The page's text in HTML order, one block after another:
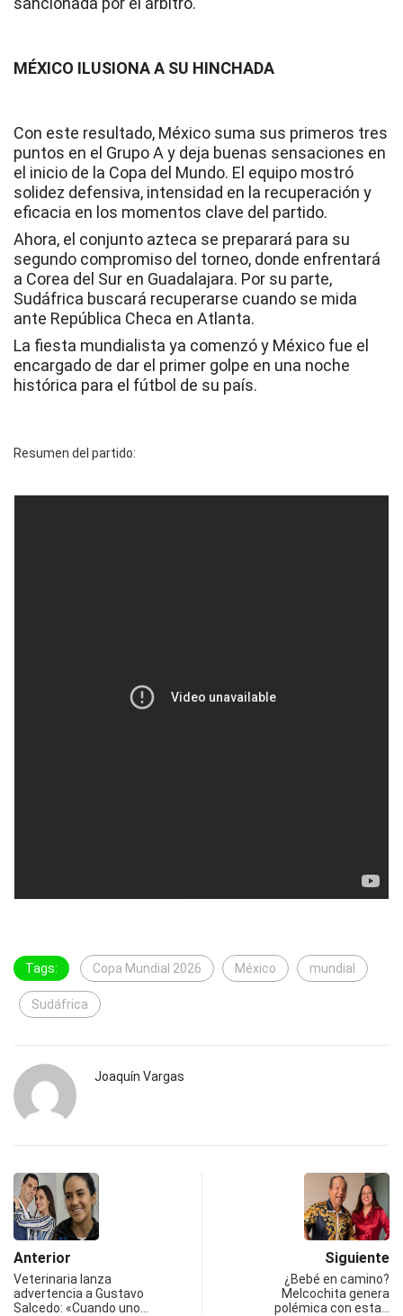
MÉXICO ILUSIONA A SU HINCHADA
Con este resultado, México suma sus primeros tres
puntos en el Grupo A y deja buenas sensaciones en
el inicio de la Copa del Mundo. El equipo mostró
solidez defensiva, intensidad en la recuperación y
eficacia en los momentos clave del partido.
Ahora, el conjunto azteca se preparará para su
segundo compromiso del torneo, donde enfrentará
a Corea del Sur en Guadalajara. Por su parte,
Sudáfrica buscará recuperarse cuando se mida
ante República Checa en Atlanta.
La fiesta mundialista ya comenzó y México fue el
encargado de dar el primer golpe en una noche
histórica para el fútbol de su país.
Resumen del partido:
Tags: Copa Mundial 2026 México mundial
Sudáfrica
Joaquín Vargas
Anterior
Veterinaria lanza
advertencia a Gustavo
Salcedo: «Cuando uno…
Siguiente
¿Bebé en camino?
Melcochita genera
polémica con esta…